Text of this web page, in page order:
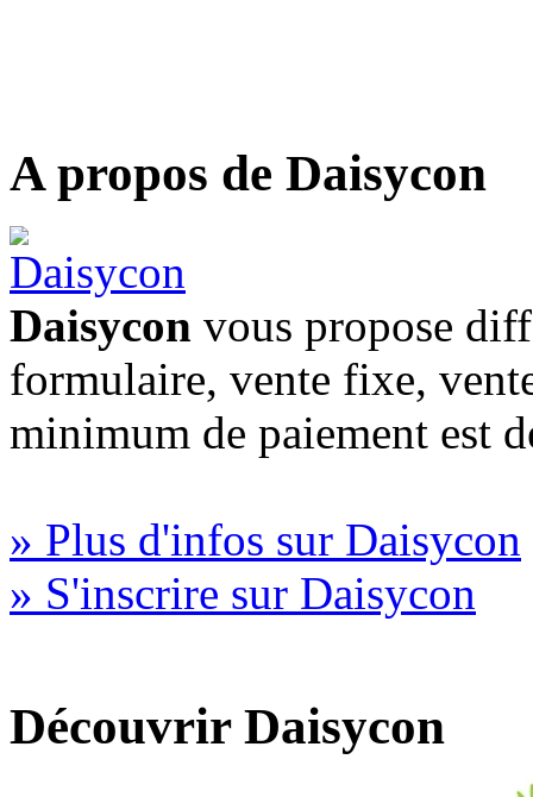
A propos de Daisycon
Daisycon vous propose
formulaire, vente fixe,
minimum de paiement est
» Plus d'infos sur Daisycon
» S'inscrire sur Daisycon
Découvrir Daisycon